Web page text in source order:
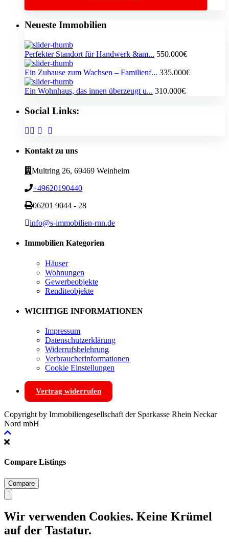
Neueste Immobilien
Perfekter Standort für Handwerk &am... 550.000€
Ein Zuhause zum Wachsen – Familienf... 335.000€
Ein Wohnhaus, das innen überzeugt u... 310.000€
Social Links:
Kontakt zu uns
Multring 26, 69469 Weinheim
+49620190440
06201 9044 - 28
info@s-immobilien-rnn.de
Immobilien Kategorien
Häuser
Wohnungen
Gewerbeobjekte
Renditeobjekte
WICHTIGE INFORMATIONEN
Impressum
Datenschutzerklärung
Widerrufsbelehrung
Verbraucherinformationen
Cookie Einstellungen
Vertrag widerrufen
Copyright by Immobiliengesellschaft der Sparkasse Rhein Neckar
Nord mbH
Compare Listings
Compare
Wir verwenden Cookies. Keine Krümel
auf der Tastatur.